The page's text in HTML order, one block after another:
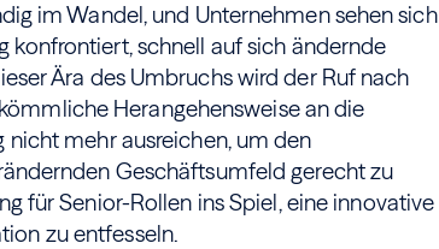
im Wandel, und Unternehmen sehen sich
schnell auf sich ändernde
Ära des Umbruchs wird der Ruf nach
Herangehensweise an die
nicht mehr ausreichen, um den
Geschäftsumfeld gerecht zu
für Senior-Rollen ins Spiel, eine innovative
zu entfesseln.